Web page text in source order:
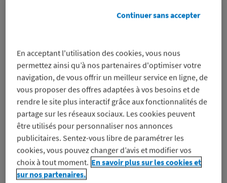
La presse avec
les abonnements
presse
Carte cadeau
RecycLivre
-5% sur l’achat d’une
Carte cadeau
Livrenpoche
En acceptant l'utilisation des cookies, vous nous
permettez ainsi qu’à nos partenaires d'optimiser votre
navigation, de vous offrir un meilleur service en ligne, de
vous proposer des offres adaptées à vos besoins et de
rendre le site plus interactif grâce aux fonctionnalités de
partage sur les réseaux sociaux. Les cookies peuvent
être utilisés pour personnaliser nos annonces
publicitaires. Sentez-vous libre de paramétrer les
cookies, vous pouvez changer d’avis et modifier vos
choix à tout moment. En savoir plus sur les cookies et
sur nos partenaires.
Continuer sans accepter